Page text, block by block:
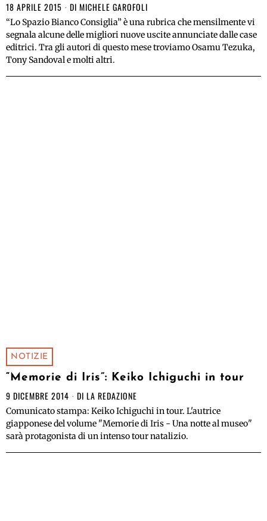
18 APRILE 2015 DI MICHELE GAROFOLI
“Lo Spazio Bianco Consiglia” è una rubrica che mensilmente vi
segnala alcune delle migliori nuove uscite annunciate dalle case
editrici. Tra gli autori di questo mese troviamo Osamu Tezuka,
Tony Sandoval e molti altri.
NOTIZIE
“Memorie di Iris”: Keiko Ichiguchi in tour
9 DICEMBRE 2014 DI LA REDAZIONE
Comunicato stampa: Keiko Ichiguchi in tour. L'autrice
giapponese del volume "Memorie di Iris - Una notte al museo"
sarà protagonista di un intenso tour natalizio.